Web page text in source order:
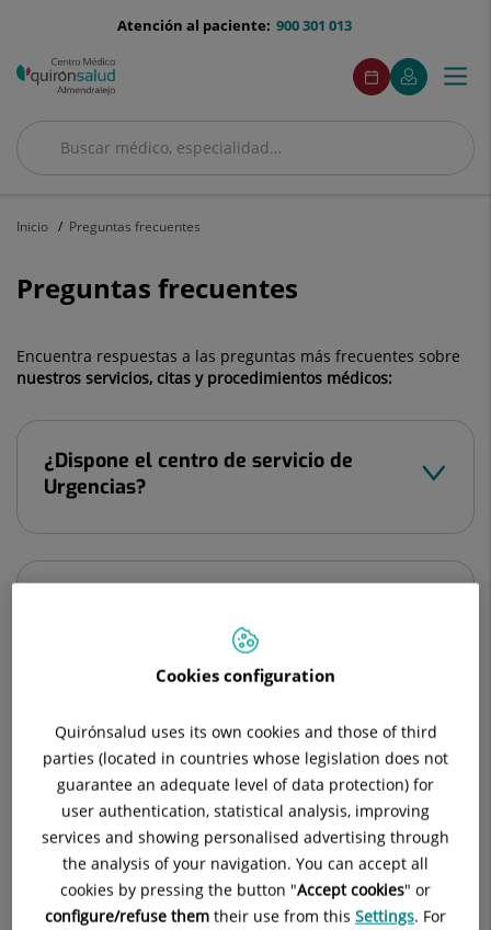
menu-
900 301 013
Atención al paciente:
Buscar
Buscar
Acceso
Pedir
cita
Este
enlace
se
en
Mi
Quirónsalud
Este
enlace
se
en
ventana
Menú
Inicio Preguntas frecuentes
Preguntas frecuentes
Encuentra respuestas a las preguntas más frecuentes sobre
nuestros servicios, citas y procedimientos médicos:
¿Dispone el centro de servicio de
Urgencias?
forma urgente. ¿Podría hablar con
Urgencias?
Tengo pendiente una
prueba/intervención. ¿Es necesaria
Cookies configuration
Quirónsalud uses its own cookies and those of third
parties (located in countries whose legislation does not
guarantee an adequate level of data protection) for
user authentication, statistical analysis, improving
services and showing personalised advertising through
the analysis of your navigation. You can accept all
cookies by pressing the button "Accept cookies" or
configure/refuse them their use from this Settings. For